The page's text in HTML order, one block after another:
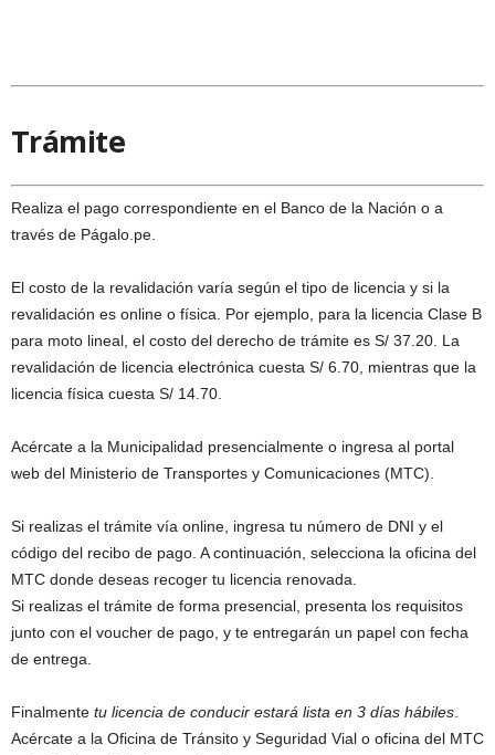
Trámite
Realiza el pago correspondiente en el Banco de la Nación o a
través de Págalo.pe.
El costo de la revalidación varía según el tipo de licencia y si la
revalidación es online o física. Por ejemplo, para la licencia Clase B
para moto lineal, el costo del derecho de trámite es S/ 37.20. La
revalidación de licencia electrónica cuesta S/ 6.70, mientras que la
licencia física cuesta S/ 14.70.
Acércate a la Municipalidad presencialmente o ingresa al portal
web del Ministerio de Transportes y Comunicaciones (MTC).
Si realizas el trámite vía online, ingresa tu número de DNI y el
código del recibo de pago. A continuación, selecciona la oficina del
MTC donde deseas recoger tu licencia renovada.
Si realizas el trámite de forma presencial, presenta los requisitos
junto con el voucher de pago, y te entregarán un papel con fecha
de entrega.
Finalmente tu licencia de conducir estará lista en 3 días hábiles
Acércate a la Oficina de Tránsito y Seguridad Vial o oficina del MTC